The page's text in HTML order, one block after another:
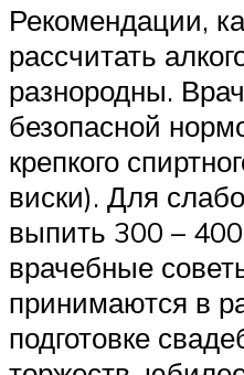
Рекомендации,
рассчитать
разнородны.
безопасной
крепкого
виски). Для
выпить 300 –
врачебные
принимаются в
подготовке